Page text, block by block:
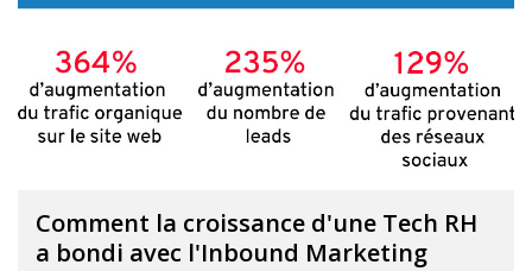
Comment la croissance d'une Tech RH
a bondi avec l'Inbound Marketing